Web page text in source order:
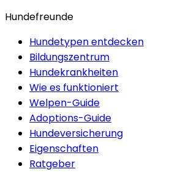
Hundefreunde
Hundetypen entdecken
Bildungszentrum
Hundekrankheiten
Wie es funktioniert
Welpen-Guide
Adoptions-Guide
Hundeversicherung
Eigenschaften
Ratgeber